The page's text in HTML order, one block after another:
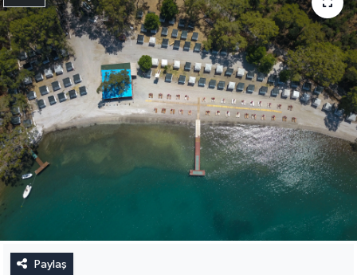
Paylaş